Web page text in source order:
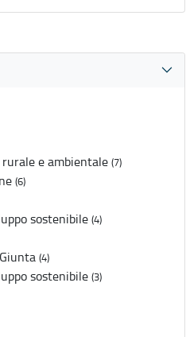
e ambientale (7)
(6)
sostenibile (4)
(4)
sostenibile (3)